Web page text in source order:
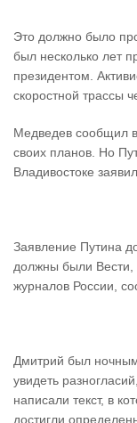
Это должно было
был несколько лет
президентом.
скоростной трассы
Медведев сообщил
своих планов. Но
Владивостоке
Заявление Путина
должны были Вести,
журналов России,
Дмитрий был
увидеть
написали текст, в
достигли